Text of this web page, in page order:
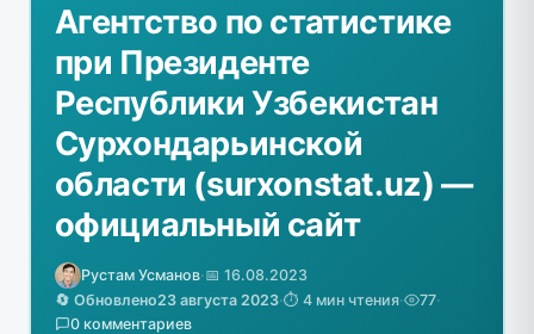
Агентство по статистике
при Президенте
Республики Узбекистан
Сурхондарьинской
области (surxonstat.uz) —
официальный сайт
Рустам Усманов·📅 16.08.2023
🔄 Обновлено23 августа 2023·⏱️ 4 мин чтения· 77·
0 комментариев